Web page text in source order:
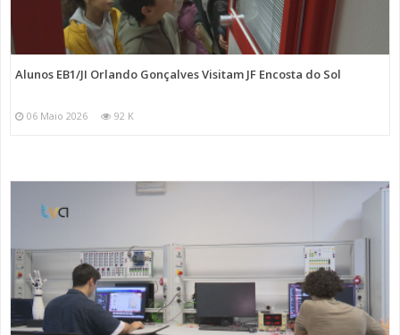
Alunos EB1/JI Orlando Gonçalves Visitam JF Encosta do Sol
06 Maio 2026 92 K